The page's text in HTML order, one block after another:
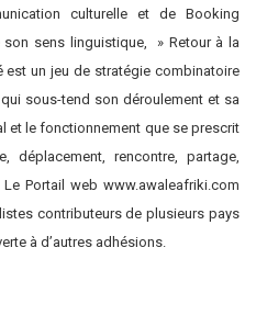
culturelle et de Booking
son sens linguistique, » Retour à la
est un jeu de stratégie combinatoire
sous-tend son déroulement et sa
et le fonctionnement que se prescrit
déplacement, rencontre, partage,
Portail web www.awaleafriki.com
contributeurs de plusieurs pays
à d’autres adhésions.